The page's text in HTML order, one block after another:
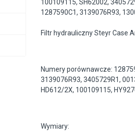
100109115,SH62002,
1287590C1,3139076R93,
Filtr hydrauliczny Steyr Case
Numery porównawcze:
3139076R93, 3405729R1,
HD612/2X, 100109115,
Wymiary: